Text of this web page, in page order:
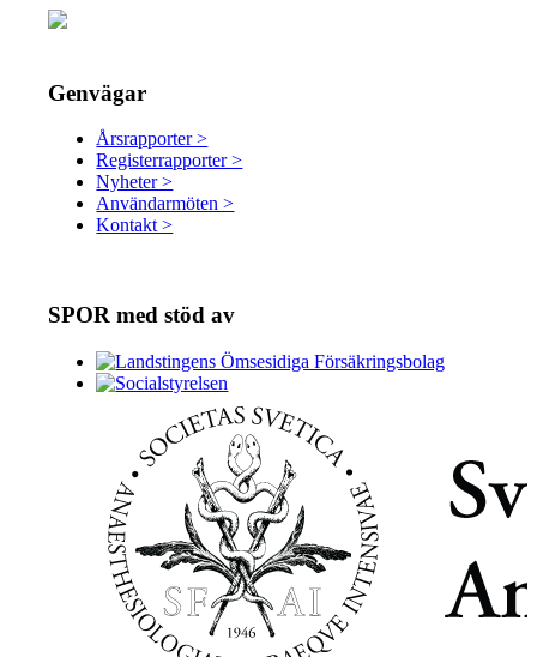
Genvägar
Årsrapporter >
Registerrapporter >
Nyheter >
Användarmöten >
Kontakt >
SPOR med stöd av